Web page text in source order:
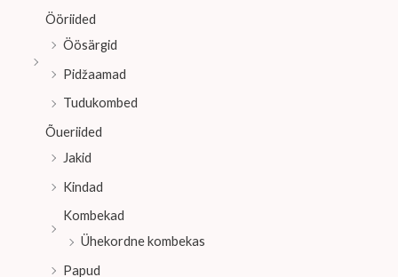
Ööriided
Öösärgid
Pidžaamad
Tudukombed
Õueriided
Jakid
Kindad
Kombekad
Ühekordne kombekas
Papud